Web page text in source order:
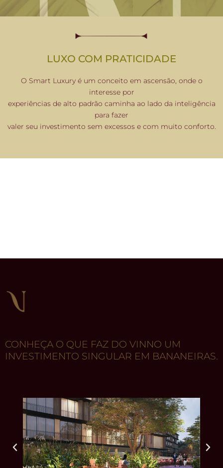
LUXO COM PRATICIDADE
O Smart Luxury é um conceito em ascensão, onde o
interesse por
experiências de alto padrão caminha ao lado da inteligência
para fazer
valer seu investimento sem excessos e com muito conforto.
CONHEÇA O QUE FAZ DO VINNO UM
INVESTIMENTO SINGULAR EM BANANEIRAS.